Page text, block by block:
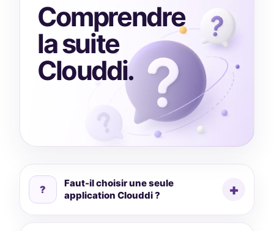
Comprendre
la suite
Clouddi.
?
Faut-il choisir une seule
application Clouddi ?